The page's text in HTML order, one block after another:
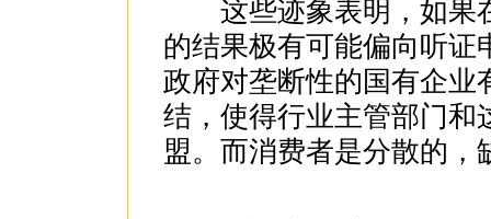
这些迹象表明，如果
的结果极有可能偏向听证
政府对垄断性的国有企业
结，使得行业主管部门和
盟。而消费者是分散的，